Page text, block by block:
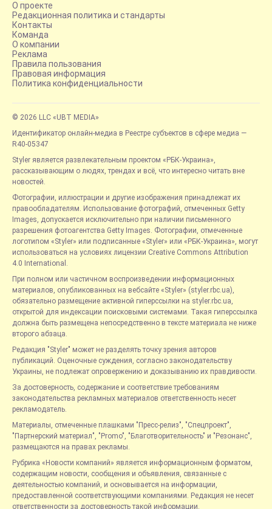
О проекте
Редакционная политика и стандарты
Контакты
Команда
О компании
Реклама
Правила пользования
Правовая информация
Политика конфиденциальности
© 2026 LLC «UBT MEDIA»
Идентификатор онлайн-медиа в Реестре субъектов в сфере медиа —
R40-05347
Styler является развлекательным проектом «РБК-Украина»,
рассказывающим о людях, трендах и всё, что интересно читать вне
новостей.
Фотографии, иллюстрации и другие изображения принадлежат их
правообладателям. Использование фотографий, отмеченных Getty
Images, допускается исключительно при наличии письменного
разрешения фотоагентства Getty Images. Фотографии, отмеченные
логотипом «Styler» или подписанные «Styler» или «РБК-Украина», могут
использоваться на условиях лицензии Creative Commons Attribution
4.0 International.
При полном или частичном воспроизведении информационных
материалов, опубликованных на вебсайте «Styler» (styler.rbc.ua),
обязательно размещение активной гиперссылки на styler.rbc.ua,
открытой для индексации поисковыми системами. Такая гиперссылка
должна быть размещена непосредственно в тексте материала не ниже
второго абзаца.
Редакция "Styler" может не разделять точку зрения авторов
публикаций. Оценочные суждения, согласно законодательству
Украины, не подлежат опровержению и доказыванию их правдивости.
За достоверность, содержание и соответствие требованиям
законодательства рекламных материалов ответственность несет
рекламодатель.
Материалы, отмеченные плашками "Пресс-релиз", "Спецпроект",
"Партнерский материал", "Promo", "Благотворительность" и "Резонанс",
размещаются на правах рекламы.
Рубрика «Новости компаний» является информационным форматом,
содержащим новости, сообщения и объявления, связанные с
деятельностью компаний, и основывается на информации,
предоставленной соответствующими компаниями. Редакция не несет
ответственности за достоверность такой информации.